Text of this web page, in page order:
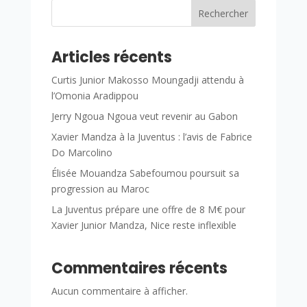
Rechercher
Articles récents
Curtis Junior Makosso Moungadji attendu à
l’Omonia Aradippou
Jerry Ngoua Ngoua veut revenir au Gabon
Xavier Mandza à la Juventus : l’avis de Fabrice
Do Marcolino
Élisée Mouandza Sabefoumou poursuit sa
progression au Maroc
La Juventus prépare une offre de 8 M€ pour
Xavier Junior Mandza, Nice reste inflexible
Commentaires récents
Aucun commentaire à afficher.